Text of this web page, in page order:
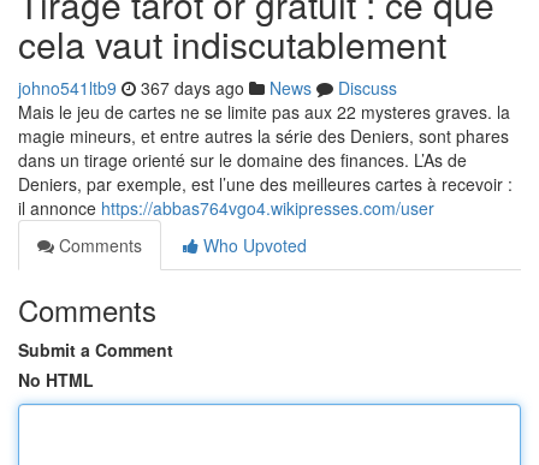
cela vaut indiscutablement
johno541ltb9 367 days ago News
Discuss
Mais le jeu de cartes ne se limite pas aux 22 mysteres graves. la
magie mineurs, et entre autres la série des Deniers, sont phares
dans un tirage orienté sur le domaine des finances. L’As de
Deniers, par exemple, est l’une des meilleures cartes à recevoir :
il annonce https://abbas764vgo4.wikipresses.com/user
Comments
Who Upvoted
Comments
Submit a Comment
No HTML